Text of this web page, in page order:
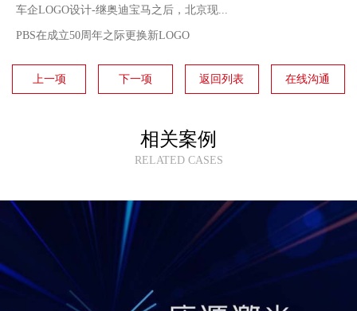
车企LOGO设计-继奥迪宝马之后，北京现...
PBS在成立50周年之际更换新LOGO
上一项 下一项 返回列表 在线沟通
相关案例
RELATED CASES